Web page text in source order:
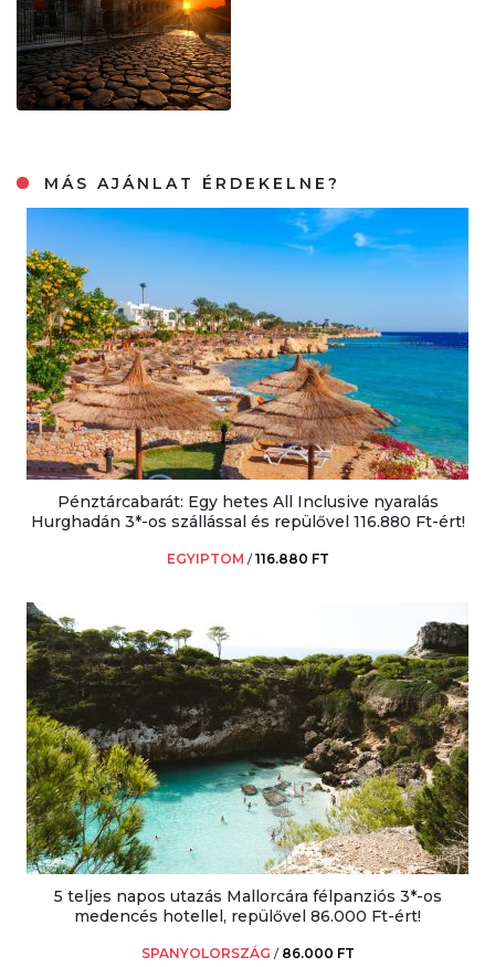
MÁS AJÁNLAT ÉRDEKELNE?
Pénztárcabarát: Egy hetes All Inclusive nyaralás
Hurghadán 3*-os szállással és repülővel 116.880 Ft-ért!
EGYIPTOM /116.880 FT
5 teljes napos utazás Mallorcára félpanziós 3*-os
medencés hotellel, repülővel 86.000 Ft-ért!
SPANYOLORSZÁG / 86.000 FT